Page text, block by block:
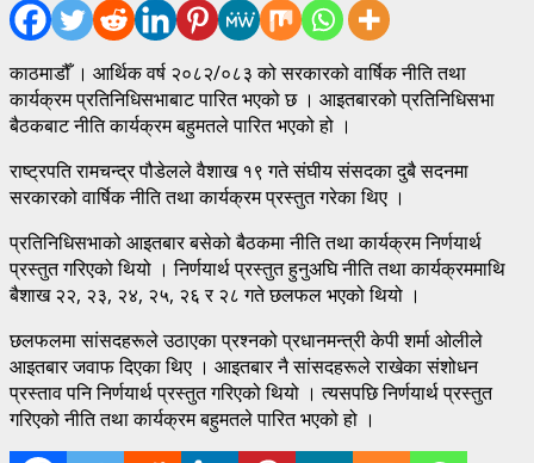
काठमाडौँ । आर्थिक वर्ष २०८२/०८३ को सरकारको वार्षिक नीति तथा
कार्यक्रम प्रतिनिधिसभाबाट पारित भएको छ । आइतबारको प्रतिनिधिसभा
बैठकबाट नीति कार्यक्रम बहुमतले पारित भएको हो ।
राष्ट्रपति रामचन्द्र पौडेलले वैशाख १९ गते संघीय संसदका दुबै सदनमा
सरकारको वार्षिक नीति तथा कार्यक्रम प्रस्तुत गरेका थिए ।
प्रतिनिधिसभाको आइतबार बसेको बैठकमा नीति तथा कार्यक्रम निर्णयार्थ
प्रस्तुत गरिएको थियो । निर्णयार्थ प्रस्तुत हुनुअघि नीति तथा कार्यक्रममाथि
बैशाख २२, २३, २४, २५, २६ र २८ गते छलफल भएको थियो ।
छलफलमा सांसदहरूले उठाएका प्रश्नको प्रधानमन्त्री केपी शर्मा ओलीले
आइतबार जवाफ दिएका थिए । आइतबार नै सांसदहरूले राखेका संशोधन
प्रस्ताव पनि निर्णयार्थ प्रस्तुत गरिएको थियो । त्यसपछि निर्णयार्थ प्रस्तुत
गरिएको नीति तथा कार्यक्रम बहुमतले पारित भएको हो ।